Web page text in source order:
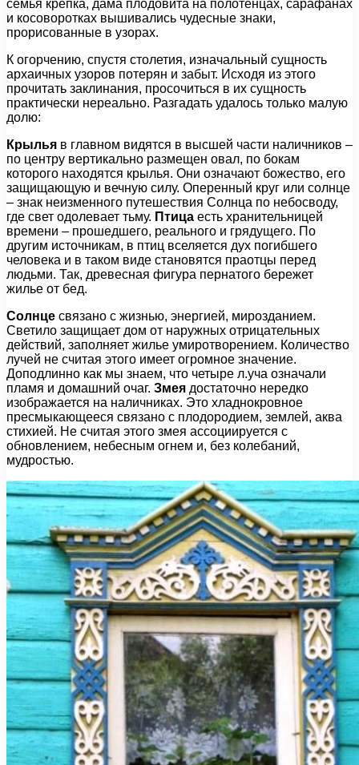
семья крепка, дама плодовита на полотенцах, сарафанах
и косоворотках вышивались чудесные знаки,
прорисованные в узорах.
К огорчению, спустя столетия, изначальный сущность
архаичных узоров потерян и забыт. Исходя из этого
прочитать заклинания, просочиться в их сущность
практически нереально. Разгадать удалось только малую
долю:
Крылья в главном видятся в высшей части наличников –
по центру вертикально размещен овал, по бокам
которого находятся крылья. Они означают божество, его
защищающую и вечную силу. Оперенный круг или солнце
– знак неизменного путешествия Солнца по небосводу,
где свет одолевает тьму. Птица есть хранительницей
времени – прошедшего, реального и грядущего. По
другим источникам, в птиц вселяется дух погибшего
человека и в таком виде становятся праотцы перед
людьми. Так, древесная фигура пернатого бережет
жилье от бед.
Солнце связано с жизнью, энергией, мирозданием.
Светило защищает дом от наружных отрицательных
действий, заполняет жилье умиротворением. Количество
лучей не считая этого имеет огромное значение.
Доподлинно как мы знаем, что четыре л.уча означали
пламя и домашний очаг. Змея достаточно нередко
изображается на наличниках. Это хладнокровное
пресмыкающееся связано с плодородием, землей, аква
стихией. Не считая этого змея ассоциируется с
обновлением, небесным огнем и, без колебаний,
мудростью.